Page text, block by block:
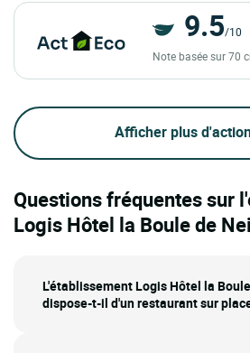
9.5/10
Note basée sur 70
Afficher plus
Questions fréquentes sur
Logis Hôtel la Boule de
L'établissement Logis Hôtel la
dispose-t-il d'un restaurant sur